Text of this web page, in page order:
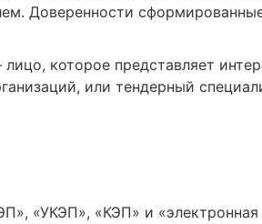
Доверенности
которое представляет
или тендерный
«УКЭП», «КЭП» и «электронная